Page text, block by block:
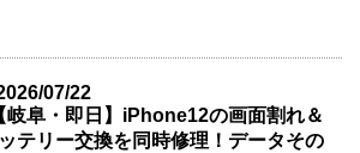
07/22
岐阜・即日】iPhone12の画面割れ＆
テリー交換を同時修理！データその